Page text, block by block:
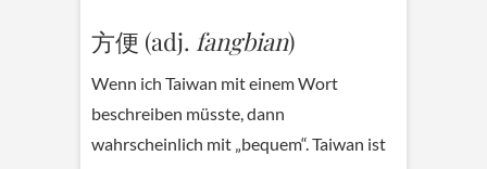
方便 (adj. fangbian)
Wenn ich Taiwan mit einem Wort
beschreiben müsste, dann
wahrscheinlich mit „bequem“. Taiwan ist